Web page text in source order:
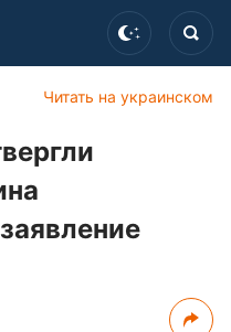
Читать на украинском